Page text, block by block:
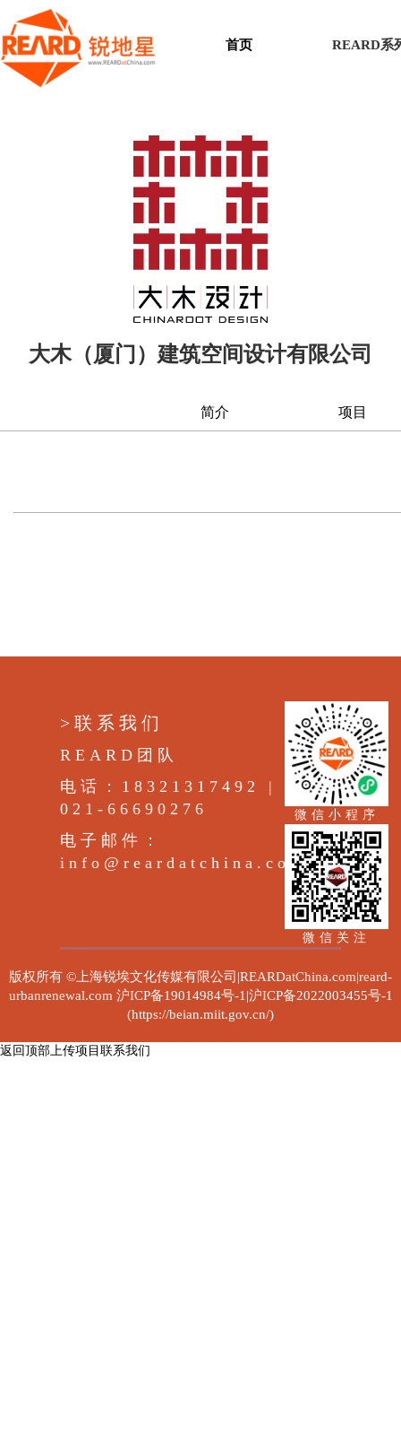
首页 REARD系
大木（厦门）建筑空间设计有限公司
简介 项目
>联系我们
REARD团队
电话：18321317492 |
021-66690276
电子邮件：
info@reardatchina.com
微信小程序
微信关注
版权所有 ©上海锐埃文化传媒有限公司|REARDatChina.com|reard-
urbanrenewal.com 沪ICP备19014984号-1|沪ICP备2022003455号-1
(https://beian.miit.gov.cn/)
返回顶部上传项目 联系我们